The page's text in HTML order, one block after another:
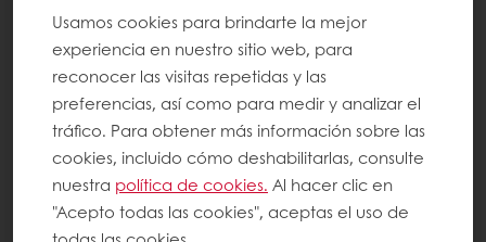
el pan de trigo blanco reside en la forma en
que se procesan los granos de trigo. El pan
integral se elabora con harina integral, que
se tritura para incluir las tres partes diferentes
de los granos de trigo integral (el salvado
rico en fibra, el endosperm y el germen
denso en nutrientes) en proporciones
Usamos cookies para brindarte la mejor
experiencia en nuestro sitio web, para
reconocer las visitas repetidas y las
preferencias, así como para medir y analizar el
tráfico. Para obtener más información sobre las
cookies, incluido cómo deshabilitarlas, consulte
nuestra política de cookies. Al hacer clic en
"Acepto todas las cookies", aceptas el uso de